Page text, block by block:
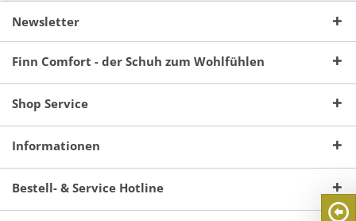
Newsletter
Finn Comfort - der Schuh zum Wohlfühlen
Shop Service
Informationen
Bestell- & Service Hotline